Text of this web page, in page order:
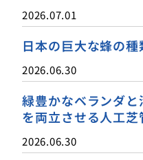
2026.07.01
日本の巨大な蜂の
2026.06.30
緑豊かなベランダ
を両立させる人工芝
2026.06.30